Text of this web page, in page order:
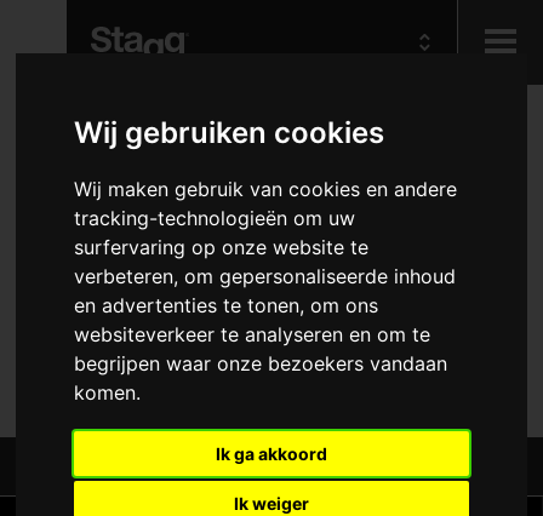
Wij gebruiken cookies
Wij maken gebruik van cookies en andere
tracking-technologieën om uw
surfervaring op onze website te
verbeteren, om gepersonaliseerde inhoud
en advertenties te tonen, om ons
websiteverkeer te analyseren en om te
begrijpen waar onze bezoekers vandaan
komen.
Ik ga akkoord
Ik weiger
Kids
Audio &
Lighting
10PCxSOPRANO SAX
REEDS 1,5
Hafabra-and orkestinstrumenten
Accessoires voor blaasinstrumenten
Rieten
Sopraansaxofoons
REF: RD-SS 1,5
Deel dit: